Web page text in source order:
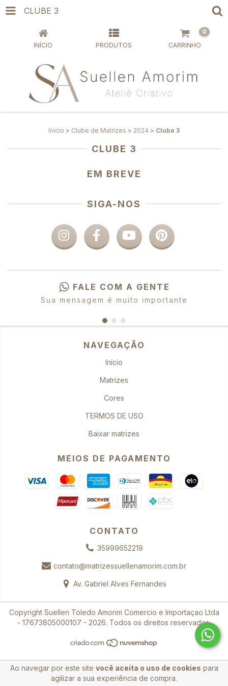
CLUBE 3
INÍCIO PRODUTOS CARRINHO
0
Ao navegar por este site você aceita o uso de cookies para
agilizar a sua experiência de compra.
Início > Clube de Matrizes > 2024 > Clube 3
CLUBE 3
EM BREVE
SIGA-NOS
FALE COM A GENTE
Sua mensagem é muito importante
NAVEGAÇÃO
Início
Matrizes
Cores
TERMOS DE USO
Baixar matrizes
MEIOS DE PAGAMENTO
CONTATO
35999652219
contato@matrizessuellenamorim.com.br
Av. Gabriel Alves Fernandes
Copyright Suellen Toledo Amorim Comercio e Importaçao Ltda
- 17673805000107 - 2026. Todos os direitos reservados.